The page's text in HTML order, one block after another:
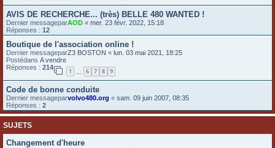
e
AVIS DE RECHERCHE... (très) BELLE 480 WANTED !
Dernier messageparAOD « mer. 23 févr. 2022, 15:18
Réponses : 12
Boutique de l'association online !
Dernier messageparZ3 BOSTON « lun. 03 mai 2021, 18:25
Postédans A vendre
Réponses : 214
1 … 6 7 8 9
Code de bonne conduite
Dernier messageparvolvo480.org « sam. 09 juin 2007, 08:35
Réponses : 2
SUJETS
Changement d'heure